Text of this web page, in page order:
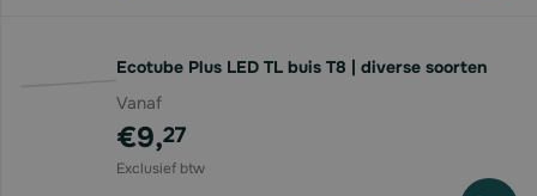
Ecotube Plus LED TL buis T8 | diverse soorten
Vanaf
€9,27